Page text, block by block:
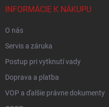
INFORMÁCIE K NÁKUPU
O nás
Servis a záruka
Postup pri vytknutí vady
Doprava a platba
VOP a ďalšie právne dokumenty